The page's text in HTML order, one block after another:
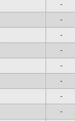
-
-
-
-
-
-
-
-